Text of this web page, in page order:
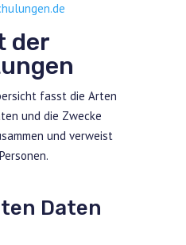
der
fasst die Arten
und die Zwecke
und verweist
Daten